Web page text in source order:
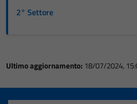
2° Settore
Ultimo aggiornamento: 18/07/2024,